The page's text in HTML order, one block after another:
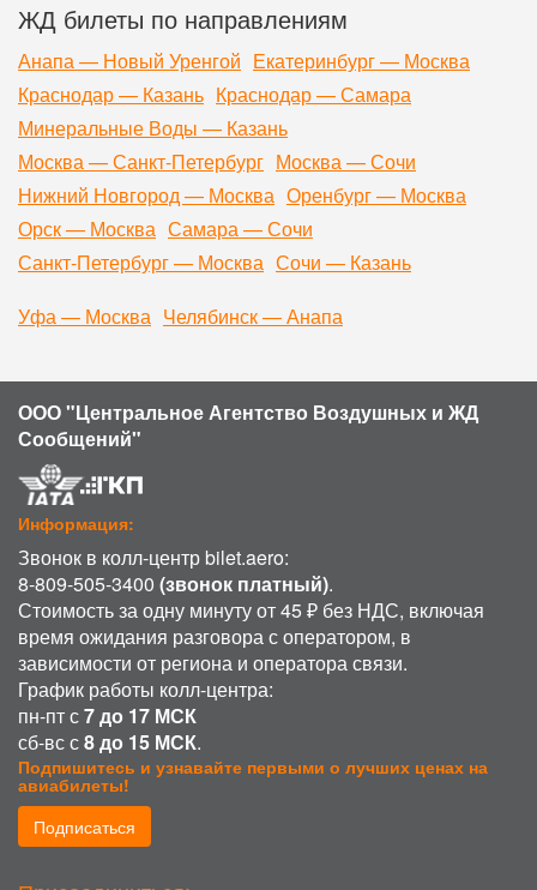
ЖД билеты по направлениям
Анапа — Новый Уренгой Екатеринбург — Москва
Краснодар — Казань Краснодар — Самара
Минеральные Воды — Казань
Москва — Санкт-Петербург Москва — Сочи
Нижний Новгород — Москва Оренбург — Москва
Орск — Москва Самара — Сочи
Санкт-Петербург — Москва Сочи — Казань
Уфа — Москва Челябинск — Анапа
ООО "Центральное Агентство Воздушных и ЖД
Сообщений"
Информация:
Звонок в колл-центр bilet.aero:
8-809-505-3400 (звонок платный).
Стоимость за одну минуту от 45 ₽ без НДС, включая
время ожидания разговора с оператором, в
зависимости от региона и оператора связи.
График работы колл-центра:
пн-пт с7 до 17 МСК
сб-вс с8 до 15 МСК.
Подпишитесь и узнавайте первыми о лучших ценах на
авиабилеты!
Подписаться
ИСПОЛЬЗОВАНИЕ COOKIE